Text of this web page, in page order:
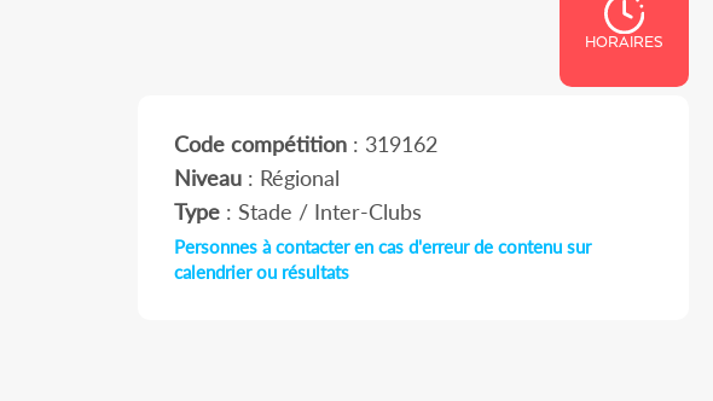
HORAIRES
Code compétition: 319162
Niveau: Régional
Type: Stade / Inter-Clubs
Personnes à contacter en cas d'erreur de contenu sur
calendrier ou résultats